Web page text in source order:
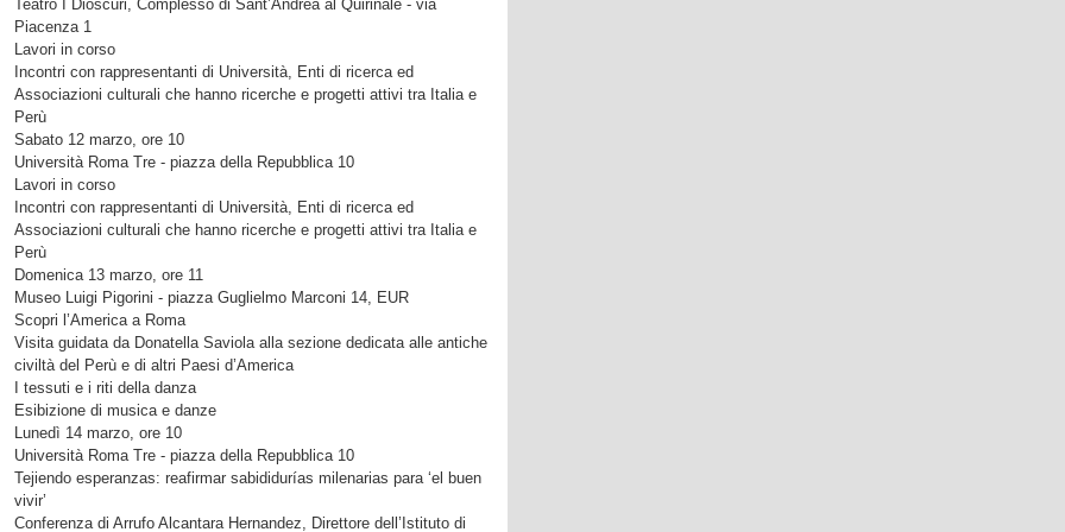
Teatro I Dioscuri, Complesso di Sant’Andrea al Quirinale - via
Piacenza 1
Lavori in corso
Incontri con rappresentanti di Università, Enti di ricerca ed
Associazioni culturali che hanno ricerche e progetti attivi tra Italia e
Perù
Sabato 12 marzo, ore 10
Università Roma Tre - piazza della Repubblica 10
Lavori in corso
Incontri con rappresentanti di Università, Enti di ricerca ed
Associazioni culturali che hanno ricerche e progetti attivi tra Italia e
Perù
Domenica 13 marzo, ore 11
Museo Luigi Pigorini - piazza Guglielmo Marconi 14, EUR
Scopri l’America a Roma
Visita guidata da Donatella Saviola alla sezione dedicata alle antiche
civiltà del Perù e di altri Paesi d’America
I tessuti e i riti della danza
Esibizione di musica e danze
Lunedì 14 marzo, ore 10
Università Roma Tre - piazza della Repubblica 10
Tejiendo esperanzas: reafirmar sabididurías milenarias para ‘el buen
vivir’
Conferenza di Arrufo Alcantara Hernandez, Direttore dell’Istituto di